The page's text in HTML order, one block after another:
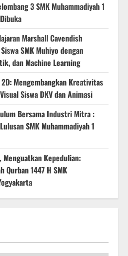
3 SMK Muhammadiyah 1
Marshall Cavendish
SMK Muhiyo dengan
dan Machine Learning
Mengembangkan Kreativitas
Siswa DKV dan Animasi
Bersama Industri Mitra :
SMK Muhammadiyah 1
Menguatkan Kepedulian:
Qurban 1447 H SMK